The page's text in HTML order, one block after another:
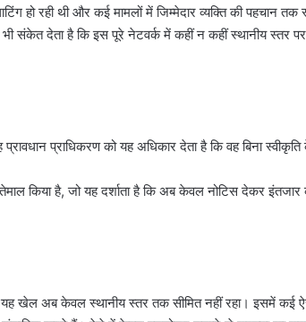
हो रही थी और कई मामलों में जिम्मेदार व्यक्ति की पहचान तक
भी संकेत देता है कि इस पूरे नेटवर्क में कहीं न कहीं स्थानीय स्तर
प्राधिकरण को यह अधिकार देता है कि वह बिना स्वीकृति
किया है, जो यह दर्शाता है कि अब केवल नोटिस देकर इंतजार
खेल अब केवल स्थानीय स्तर तक सीमित नहीं रहा। इसमें कई